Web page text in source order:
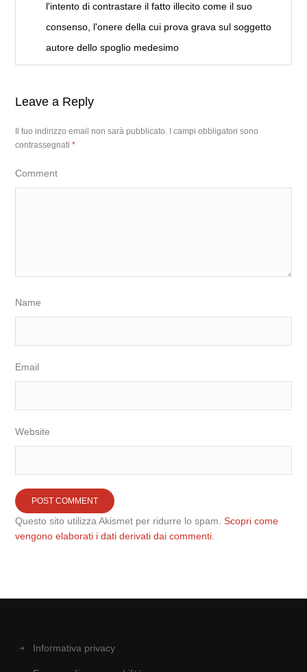
l'intento di contrastare il fatto illecito come il suo
consenso, l'onere della cui prova grava sul soggetto
autore dello spoglio medesimo
Leave a Reply
Il tuo indirizzo email non sarà pubblicato.
I campi obbligatori sono
contrassegnati*
Comment
Name
Email
Website
Questo sito utilizza Akismet per ridurre lo spam.Scopri come
vengono elaborati i dati derivati dai commenti
Informativa privacy